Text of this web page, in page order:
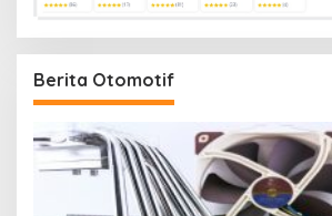
Berita Otomotif